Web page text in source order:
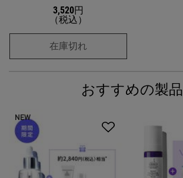
3,520円
（税込）
在庫切れ
おすすめの製品
NEW